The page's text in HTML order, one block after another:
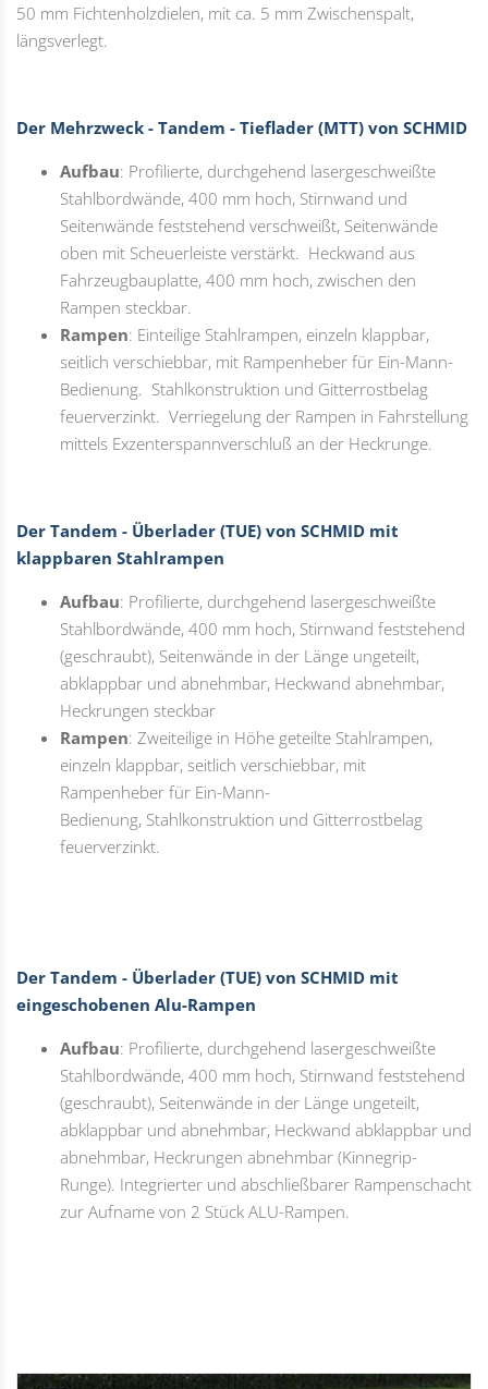
50 mm Fichtenholzdielen, mit ca. 5 mm Zwischenspalt,
längsverlegt.
Der Mehrzweck - Tandem - Tieflader (MTT) von SCHMID
Aufbau: Profilierte, durchgehend lasergeschweißte
Stahlbordwände, 400 mm hoch, Stirnwand und
Seitenwände feststehend verschweißt, Seitenwände
oben mit Scheuerleiste verstärkt. Heckwand aus
Fahrzeugbauplatte, 400 mm hoch, zwischen den
Rampen steckbar.
Rampen: Einteilige Stahlrampen, einzeln klappbar,
seitlich verschiebbar, mit Rampenheber für Ein-Mann-
Bedienung. Stahlkonstruktion und Gitterrostbelag
feuerverzinkt. Verriegelung der Rampen in Fahrstellung
mittels Exzenterspannverschluß an der Heckrunge.
Der Tandem - Überlader (TUE) von SCHMID mit
klappbaren Stahlrampen
Aufbau: Profilierte, durchgehend lasergeschweißte
Stahlbordwände, 400 mm hoch, Stirnwand feststehend
(geschraubt), Seitenwände in der Länge ungeteilt,
abklappbar und abnehmbar, Heckwand abnehmbar,
Heckrungen steckbar
Rampen: Zweiteilige in Höhe geteilte Stahlrampen,
einzeln klappbar, seitlich verschiebbar, mit
Rampenheber für Ein-Mann-
Bedienung, Stahlkonstruktion und Gitterrostbelag
feuerverzinkt.
Der Tandem - Überlader (TUE) von SCHMID mit
eingeschobenen Alu-Rampen
Aufbau: Profilierte, durchgehend lasergeschweißte
Stahlbordwände, 400 mm hoch, Stirnwand feststehend
(geschraubt), Seitenwände in der Länge ungeteilt,
abklappbar und abnehmbar, Heckwand abklappbar und
abnehmbar, Heckrungen abnehmbar (Kinnegrip-
Runge). Integrierter und abschließbarer Rampenschacht
zur Aufname von 2 Stück ALU-Rampen.